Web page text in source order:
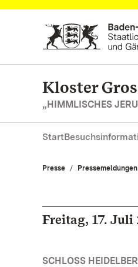
Zum Hauptinhalt springen
Kloster
„HIMMLISCHES
Start
Presse Pressemeldungen
Freitag, 17. Juli
SCHLOSS